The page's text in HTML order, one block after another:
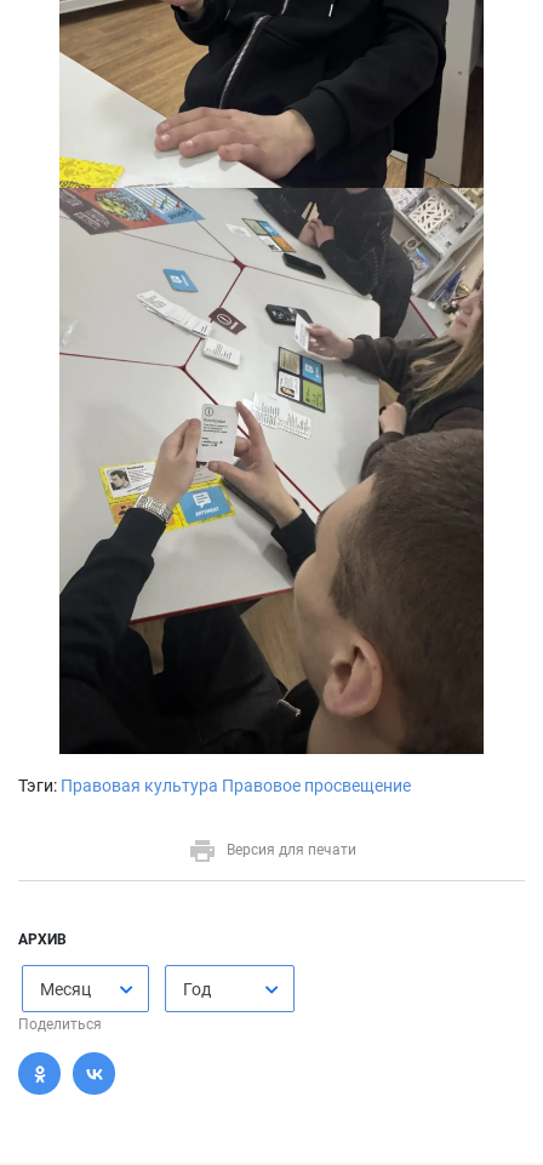
Тэги: Правовая культура Правовое просвещение
Версия для печати
АРХИВ
Месяц Год
Поделиться